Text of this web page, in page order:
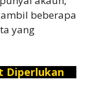
beberapa
yang
Diperlukan